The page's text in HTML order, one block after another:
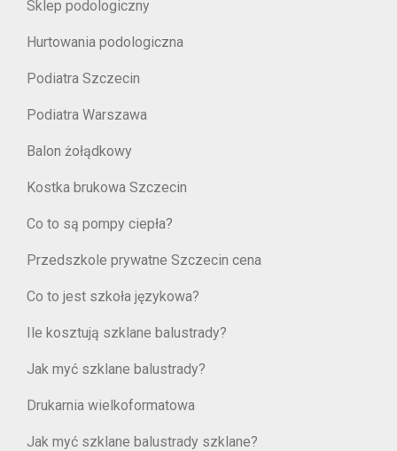
Sklep podologiczny
Hurtowania podologiczna
Podiatra Szczecin
Podiatra Warszawa
Balon żołądkowy
Kostka brukowa Szczecin
Co to są pompy ciepła?
Przedszkole prywatne Szczecin cena
Co to jest szkoła językowa?
Ile kosztują szklane balustrady?
Jak myć szklane balustrady?
Drukarnia wielkoformatowa
Jak myć szklane balustrady szklane?